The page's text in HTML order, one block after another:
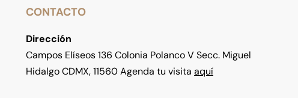
CONTACTO
Dirección
Campos Elíseos 136 Colonia Polanco V Secc. Miguel
Hidalgo CDMX, 11560 Agenda tu visita aquí